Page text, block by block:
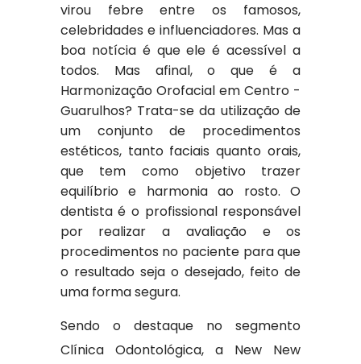
virou febre entre os famosos,
celebridades e influenciadores. Mas a
boa notícia é que ele é acessível a
todos. Mas afinal, o que é a
Harmonização Orofacial em Centro -
Guarulhos? Trata-se da utilização de
um conjunto de procedimentos
estéticos, tanto faciais quanto orais,
que tem como objetivo trazer
equilíbrio e harmonia ao rosto. O
dentista é o profissional responsável
por realizar a avaliação e os
procedimentos no paciente para que
o resultado seja o desejado, feito de
uma forma segura.
Sendo o destaque no segmento
Clínica Odontológica, a New New